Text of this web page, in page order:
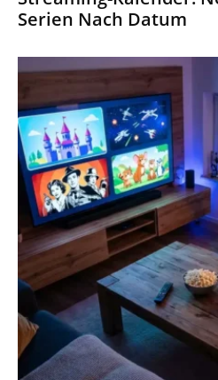
Serien Nach Datum